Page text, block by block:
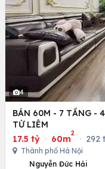
4
BÁN 60M - 7 TẦNG -
TỪ LIÊM
17.5 tỷ · 60m
2
· 292
Thành phố Hà Nội
Nguyễn Đức Hải